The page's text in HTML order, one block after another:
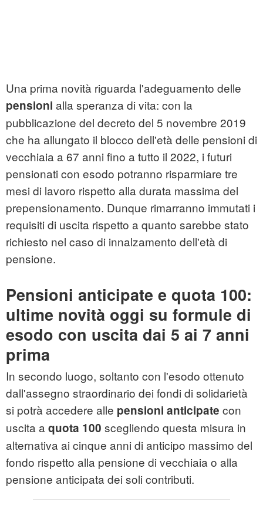
Una prima novità riguarda l'adeguamento delle
pensioni alla speranza di vita: con la
pubblicazione del decreto del 5 novembre 2019
che ha allungato il blocco dell'età delle pensioni di
vecchiaia a 67 anni fino a tutto il 2022, i futuri
pensionati con esodo potranno risparmiare tre
mesi di lavoro rispetto alla durata massima del
prepensionamento. Dunque rimarranno immutati i
requisiti di uscita rispetto a quanto sarebbe stato
richiesto nel caso di innalzamento dell'età di
pensione.
Pensioni anticipate e quota 100:
ultime novità oggi su formule di
esodo con uscita dai 5 ai 7 anni
prima
In secondo luogo, soltanto con l'esodo ottenuto
dall'assegno straordinario dei fondi di solidarietà
si potrà accedere alle pensioni anticipate con
uscita a quota 100 scegliendo questa misura in
alternativa ai cinque anni di anticipo massimo del
fondo rispetto alla pensione di vecchiaia o alla
pensione anticipata dei soli contributi.